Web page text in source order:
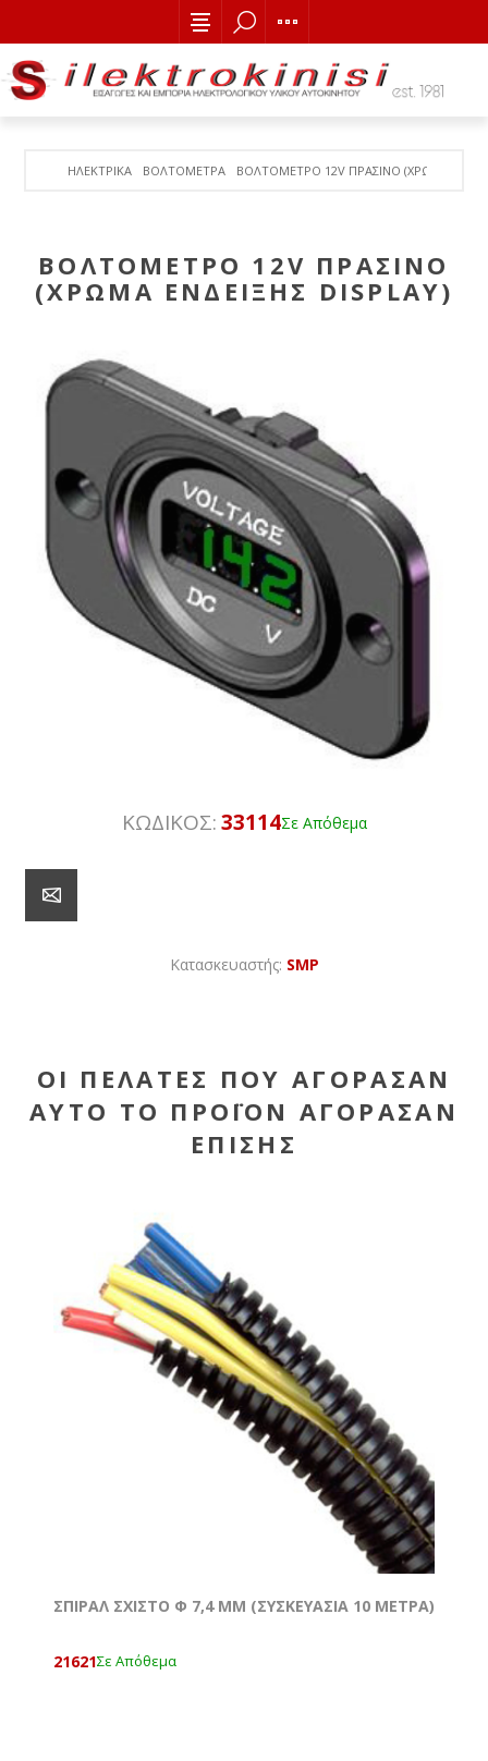
ΗΛΕΚΤΡΙΚΑ ΒΟΛΤΟΜΕΤΡΑ ΒΟΛΤΟΜΕΤΡΟ 12V ΠΡΑΣΙΝΟ (ΧΡΩΜΑ
ΒΟΛΤΟΜΕΤΡΟ 12V ΠΡΑΣΙΝΟ
(ΧΡΩΜΑ ΕΝΔΕΙΞΗΣ DISPLAY)
ΚΩΔΙΚΟΣ:33114Σε Απόθεμα
Κατασκευαστής: SMP
ΟΙ ΠΕΛΆΤΕΣ ΠΟΥ ΑΓΌΡΑΣΑΝ
ΑΥΤΌ ΤΟ ΠΡΟΪΌΝ ΑΓΌΡΑΣΑΝ
ΕΠΊΣΗΣ
ΣΠΙΡΑΛ ΣΧΙΣΤΟ Φ 7,4 MM (ΣΥΣΚΕΥΑΣΙΑ 10 ΜΕΤΡΑ)
21621Σε Απόθεμα